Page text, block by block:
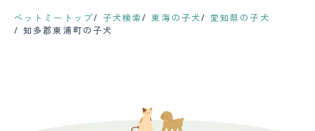
ペットミートップ 子犬検索 東海の子犬
愛知県の子犬
知多郡東浦町の子犬